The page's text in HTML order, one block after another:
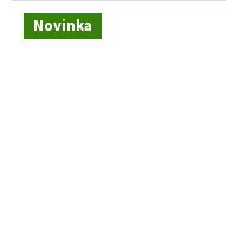
Novinka